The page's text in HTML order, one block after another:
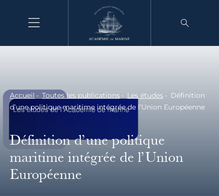
Accueil Toutes les publications Les études
Définition
d’une politique maritime intégrée de l’Union Européenne
Définition d’une politique
maritime intégrée de l’Union
Européenne